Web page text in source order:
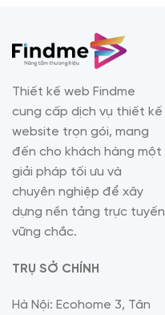
Thiết kế web Findme
cung cấp dịch vụ thiết kế
website trọn gói, mang
đến cho khách hàng một
giải pháp tối ưu và
chuyên nghiệp để xây
dựng nền tảng trực tuyến
vững chắc.
TRỤ SỞ CHÍNH
Hà Nội: Ecohome 3, Tân